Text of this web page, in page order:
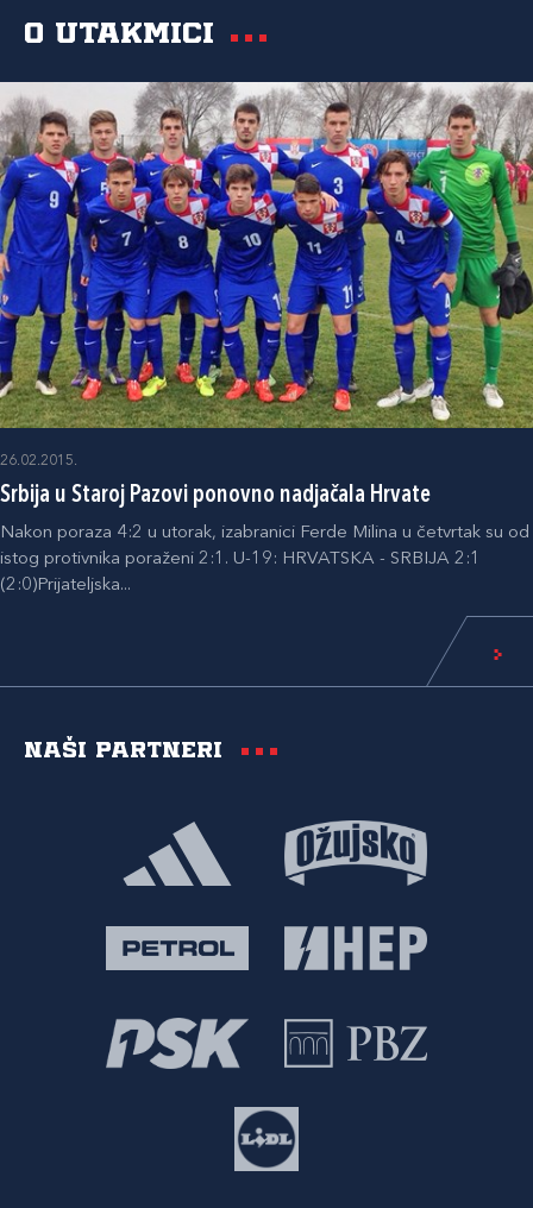
O utakmici
26.02.2015.
Srbija u Staroj Pazovi ponovno nadjačala Hrvate
Nakon poraza 4:2 u utorak, izabranici Ferde Milina u četvrtak su od
istog protivnika poraženi 2:1. U-19: HRVATSKA - SRBIJA 2:1
(2:0)Prijateljska...
Naši partneri